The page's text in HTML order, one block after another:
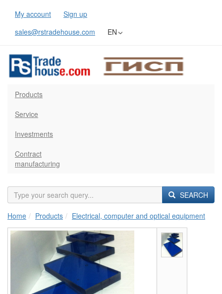
My account
Sign up
sales@rstradehouse.com
EN
Products
Service
Investments
Contract
manufacturing
SEARCH
Home Products Electrical, computer and optical equipment